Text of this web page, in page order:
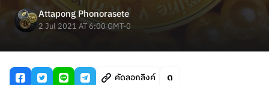
Attapong Phonorasete
2 Jul 2021 AT 6:00 GMT-0
คัดลอกลิงค์